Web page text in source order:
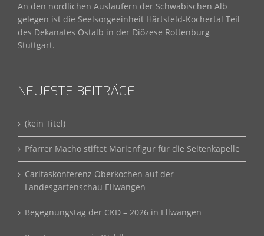
An den nördlichen Ausläufern der Schwäbischen Alb
gelegen ist die Seelsorgeeinheit Härtsfeld-Kochertal Teil
des Dekanates Ostalb in der Diözese Rottenburg
Stuttgart.
NEUESTE BEITRÄGE
(kein Titel)
Pfarrer Macho stiftet Marienfigur für die Seitenkapelle
Caritaskonferenz Oberkochen auf der
Landesgartenschau Ellwangen
Begegnungstag der CKD – 2026 in Ellwangen